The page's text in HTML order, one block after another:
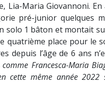
Lia-Maria Giovannoni.
pré-junior quelques
solo 1 bâton et montait
quatrième place pour le
l’âge de 6 ans
Francesca-Maria
cette même année 2022